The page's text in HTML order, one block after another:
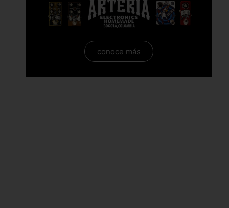
conoce más